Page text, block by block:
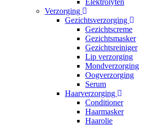
Elektrolyten
Verzorging
Gezichtsverzorging
Gezichtscreme
Gezichtsmasker
Gezichtsreiniger
Lip verzorging
Mondverzorging
Oogverzorging
Serum
Haarverzorging
Conditioner
Haarmasker
Haarolie